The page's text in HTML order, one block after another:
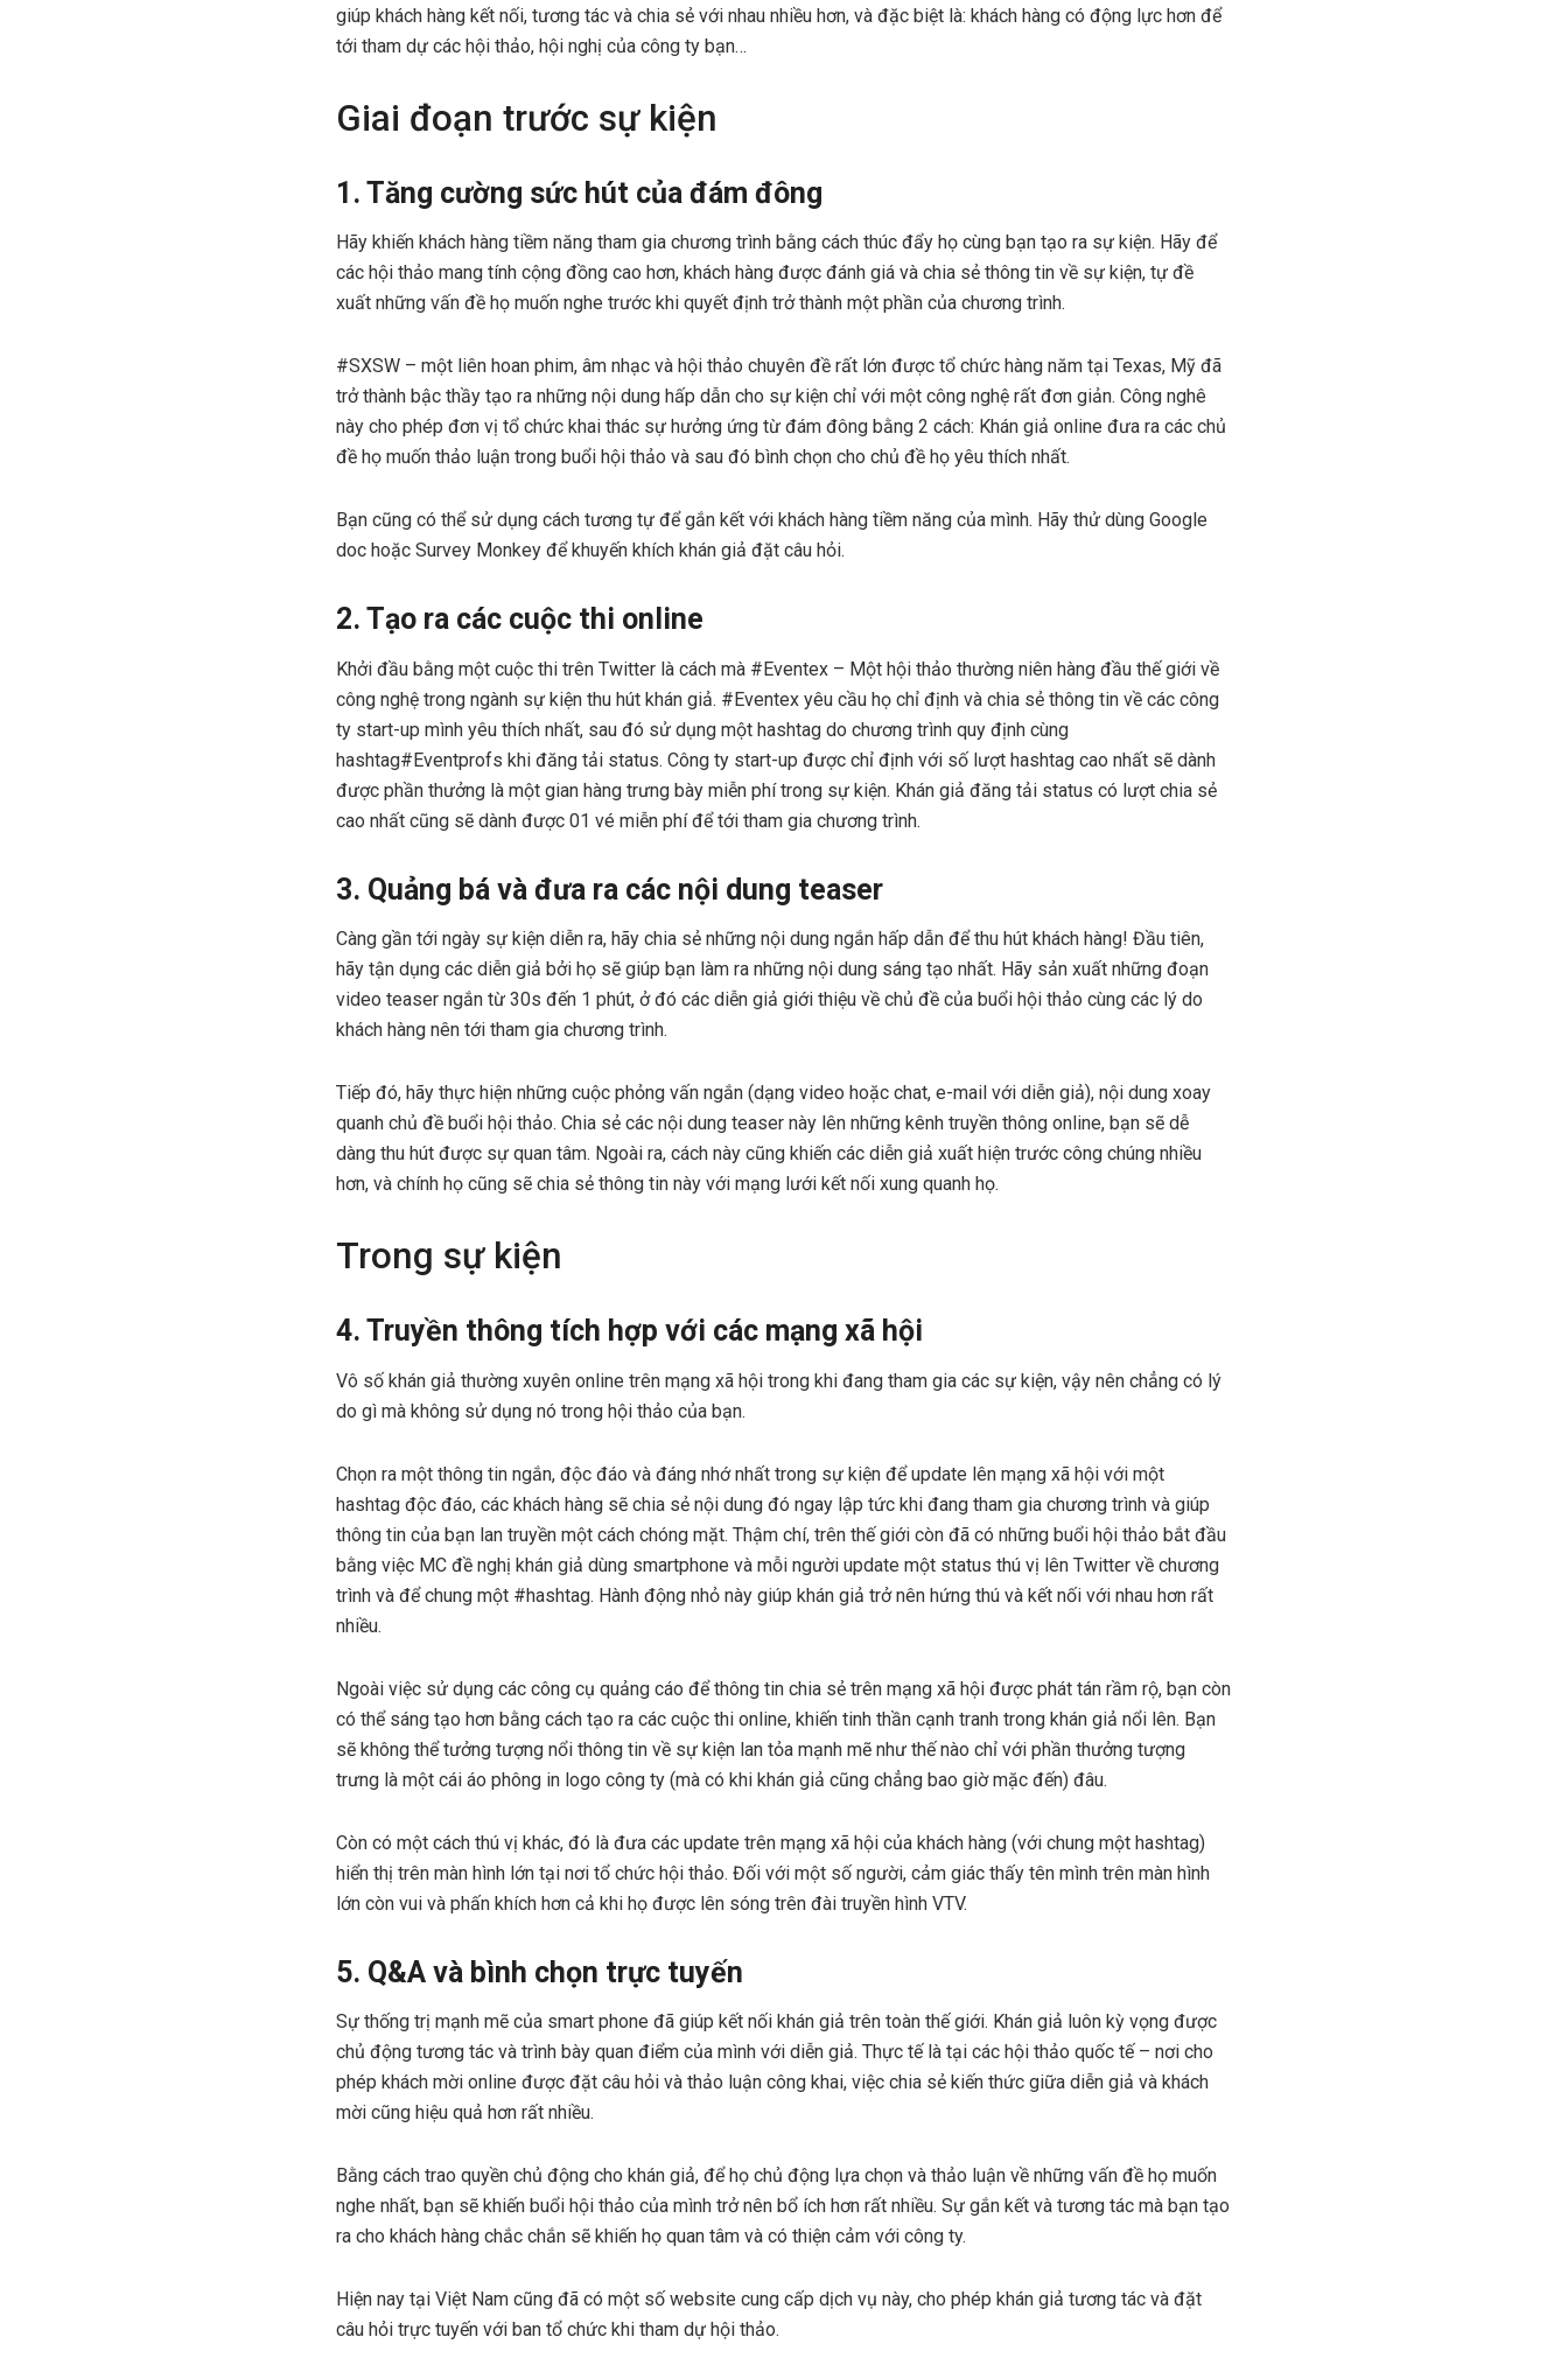
giúp khách hàng kết nối, tương tác và chia sẻ với nhau nhiều hơn, và đặc biệt là: khách hàng có động lực hơn để
tới tham dự các hội thảo, hội nghị của công ty bạn…
Giai đoạn trước sự kiện
1. Tăng cường sức hút của đám đông
Hãy khiến khách hàng tiềm năng tham gia chương trình bằng cách thúc đẩy họ cùng bạn tạo ra sự kiện. Hãy để
các hội thảo mang tính cộng đồng cao hơn, khách hàng được đánh giá và chia sẻ thông tin về sự kiện, tự đề
xuất những vấn đề họ muốn nghe trước khi quyết định trở thành một phần của chương trình.
#SXSW – một liên hoan phim, âm nhạc và hội thảo chuyên đề rất lớn được tổ chức hàng năm tại Texas, Mỹ đã
trở thành bậc thầy tạo ra những nội dung hấp dẫn cho sự kiện chỉ với một công nghệ rất đơn giản. Công nghê
này cho phép đơn vị tổ chức khai thác sự hưởng ứng từ đám đông bằng 2 cách: Khán giả online đưa ra các chủ
đề họ muốn thảo luận trong buổi hội thảo và sau đó bình chọn cho chủ đề họ yêu thích nhất.
Bạn cũng có thể sử dụng cách tương tự để gắn kết với khách hàng tiềm năng của mình. Hãy thử dùng Google
doc hoặc Survey Monkey để khuyến khích khán giả đặt câu hỏi.
2. Tạo ra các cuộc thi online
Khởi đầu bằng một cuộc thi trên Twitter là cách mà #Eventex – Một hội thảo thường niên hàng đầu thế giới về
công nghệ trong ngành sự kiện thu hút khán giả. #Eventex yêu cầu họ chỉ định và chia sẻ thông tin về các công
ty start-up mình yêu thích nhất, sau đó sử dụng một hashtag do chương trình quy định cùng
hashtag#Eventprofs khi đăng tải status. Công ty start-up được chỉ định với số lượt hashtag cao nhất sẽ dành
được phần thưởng là một gian hàng trưng bày miễn phí trong sự kiện. Khán giả đăng tải status có lượt chia sẻ
cao nhất cũng sẽ dành được 01 vé miễn phí để tới tham gia chương trình.
3. Quảng bá và đưa ra các nội dung teaser
Càng gần tới ngày sự kiện diễn ra, hãy chia sẻ những nội dung ngắn hấp dẫn để thu hút khách hàng! Đầu tiên,
hãy tận dụng các diễn giả bởi họ sẽ giúp bạn làm ra những nội dung sáng tạo nhất. Hãy sản xuất những đoạn
video teaser ngắn từ 30s đến 1 phút, ở đó các diễn giả giới thiệu về chủ đề của buổi hội thảo cùng các lý do
khách hàng nên tới tham gia chương trình.
Tiếp đó, hãy thực hiện những cuộc phỏng vấn ngắn (dạng video hoặc chat, e-mail với diễn giả), nội dung xoay
quanh chủ đề buổi hội thảo. Chia sẻ các nội dung teaser này lên những kênh truyền thông online, bạn sẽ dễ
dàng thu hút được sự quan tâm. Ngoài ra, cách này cũng khiến các diễn giả xuất hiện trước công chúng nhiều
hơn, và chính họ cũng sẽ chia sẻ thông tin này với mạng lưới kết nối xung quanh họ.
Trong sự kiện
4. Truyền thông tích hợp với các mạng xã hội
Vô số khán giả thường xuyên online trên mạng xã hội trong khi đang tham gia các sự kiện, vậy nên chẳng có lý
do gì mà không sử dụng nó trong hội thảo của bạn.
Chọn ra một thông tin ngắn, độc đáo và đáng nhớ nhất trong sự kiện để update lên mạng xã hội với một
hashtag độc đáo, các khách hàng sẽ chia sẻ nội dung đó ngay lập tức khi đang tham gia chương trình và giúp
thông tin của bạn lan truyền một cách chóng mặt. Thậm chí, trên thế giới còn đã có những buổi hội thảo bắt đầu
bằng việc MC đề nghị khán giả dùng smartphone và mỗi người update một status thú vị lên Twitter về chương
trình và để chung một #hashtag. Hành động nhỏ này giúp khán giả trở nên hứng thú và kết nối với nhau hơn rất
nhiều.
Ngoài việc sử dụng các công cụ quảng cáo để thông tin chia sẻ trên mạng xã hội được phát tán rầm rộ, bạn còn
có thể sáng tạo hơn bằng cách tạo ra các cuộc thi online, khiến tinh thần cạnh tranh trong khán giả nổi lên. Bạn
sẽ không thể tưởng tượng nổi thông tin về sự kiện lan tỏa mạnh mẽ như thế nào chỉ với phần thưởng tượng
trưng là một cái áo phông in logo công ty (mà có khi khán giả cũng chẳng bao giờ mặc đến) đâu.
Còn có một cách thú vị khác, đó là đưa các update trên mạng xã hội của khách hàng (với chung một hashtag)
hiển thị trên màn hình lớn tại nơi tổ chức hội thảo. Đối với một số người, cảm giác thấy tên mình trên màn hình
lớn còn vui và phấn khích hơn cả khi họ được lên sóng trên đài truyền hình VTV.
5. Q&A và bình chọn trực tuyến
Sự thống trị mạnh mẽ của smart phone đã giúp kết nối khán giả trên toàn thế giới. Khán giả luôn kỳ vọng được
chủ động tương tác và trình bày quan điểm của mình với diễn giả. Thực tế là tại các hội thảo quốc tế – nơi cho
phép khách mời online được đặt câu hỏi và thảo luận công khai, việc chia sẻ kiến thức giữa diễn giả và khách
mời cũng hiệu quả hơn rất nhiều.
Bằng cách trao quyền chủ động cho khán giả, để họ chủ động lựa chọn và thảo luận về những vấn đề họ muốn
nghe nhất, bạn sẽ khiến buổi hội thảo của mình trở nên bổ ích hơn rất nhiều. Sự gắn kết và tương tác mà bạn tạo
ra cho khách hàng chắc chắn sẽ khiến họ quan tâm và có thiện cảm với công ty.
Hiện nay tại Việt Nam cũng đã có một số website cung cấp dịch vụ này, cho phép khán giả tương tác và đặt
câu hỏi trực tuyến với ban tổ chức khi tham dự hội thảo.